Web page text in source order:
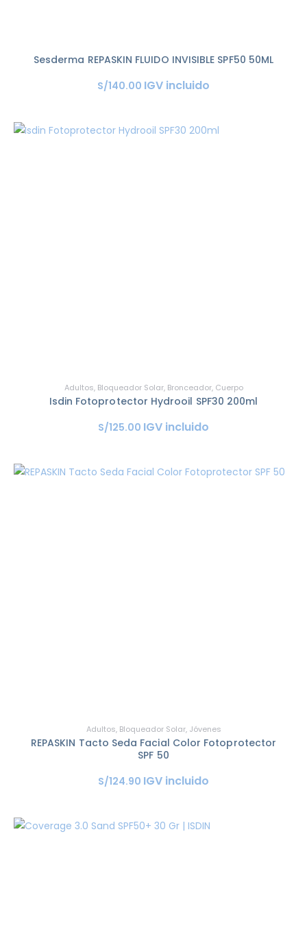
Sesderma REPASKIN FLUIDO INVISIBLE SPF50 50ML
S/140.00 IGV incluido
Adultos, Bloqueador Solar, Bronceador, Cuerpo
Isdin Fotoprotector Hydrooil SPF30 200ml
S/125.00 IGV incluido
Adultos, Bloqueador Solar, Jóvenes
REPASKIN Tacto Seda Facial Color Fotoprotector
SPF 50
S/124.90 IGV incluido